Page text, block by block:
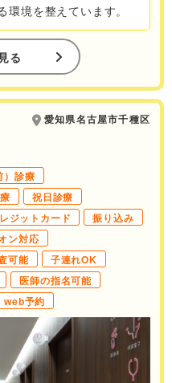
環境を整えています。
る
愛知県名古屋市千種区
）診療
祝日診療
ジットカード
振り込み
ン対応
可能
子連れOK
医師の指名可能
web予約